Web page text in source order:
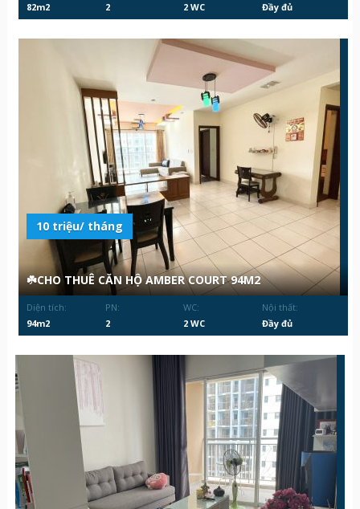
82m2
2
2 WC
Đầy đủ
10 triệu/ tháng
☘️CHO THUÊ CĂN HỘ AMBER COURT 94M2
Diện tích:
94m2
PN:
2
WC:
2 WC
Nội thất:
Đầy đủ